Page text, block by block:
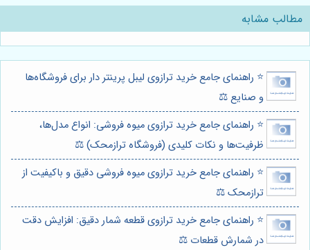
مطالب مشابه
⭐️ راهنمای جامع خرید ترازوی لیبل پرینتر دار برای فروشگاه‌ها
و صنایع ⚖️
⭐️ راهنمای جامع خرید ترازوی میوه فروشی: انواع مدل‌ها،
ظرفیت‌ها و نکات کلیدی (فروشگاه ترازمحک) ⚖️
⭐️ راهنمای جامع خرید ترازوی میوه فروشی دقیق و باکیفیت از
ترازمحک ⚖️
⭐️ راهنمای جامع خرید ترازوی قطعه شمار دقیق: افزایش دقت
در شمارش قطعات ⚖️